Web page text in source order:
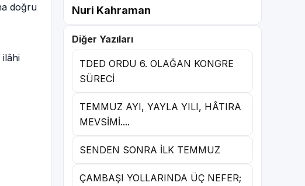
doğru
ilâhi
Nuri Kahraman
Diğer Yazıları
TDED ORDU 6. OLAĞAN KONGRE
SÜRECİ
TEMMUZ AYI, YAYLA YILI, HÂTIRA
MEVSİMİ....
SENDEN SONRA İLK TEMMUZ
ÇAMBAŞI YOLLARINDA ÜÇ NEFER;